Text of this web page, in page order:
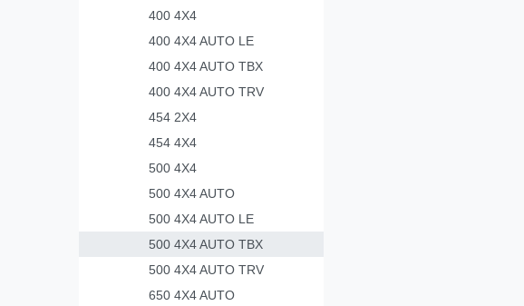
400 4X4
400 4X4 AUTO LE
400 4X4 AUTO TBX
400 4X4 AUTO TRV
454 2X4
454 4X4
500 4X4
500 4X4 AUTO
500 4X4 AUTO LE
500 4X4 AUTO TBX
500 4X4 AUTO TRV
650 4X4 AUTO